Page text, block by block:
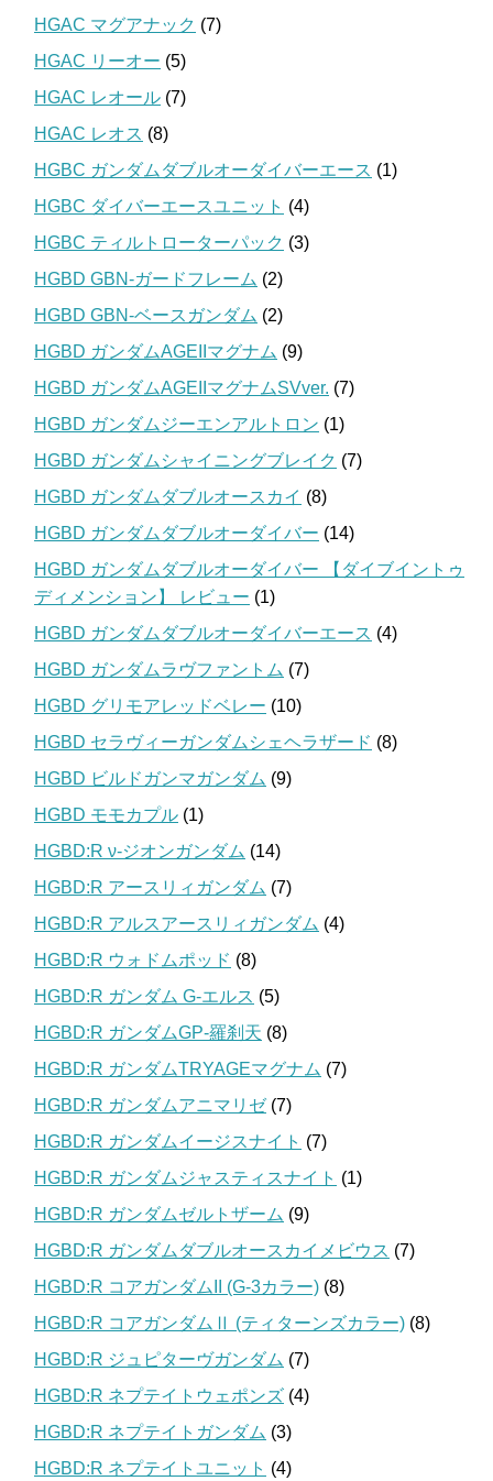
HGAC マグアナック (7)
HGAC リーオー (5)
HGAC レオール (7)
HGAC レオス (8)
HGBC ガンダムダブルオーダイバーエース (1)
HGBC ダイバーエースユニット (4)
HGBC ティルトローターパック (3)
HGBD GBN-ガードフレーム (2)
HGBD GBN-ベースガンダム (2)
HGBD ガンダムAGEIIマグナム (9)
HGBD ガンダムAGEIIマグナムSVver. (7)
HGBD ガンダムジーエンアルトロン (1)
HGBD ガンダムシャイニングブレイク (7)
HGBD ガンダムダブルオースカイ (8)
HGBD ガンダムダブルオーダイバー (14)
HGBD ガンダムダブルオーダイバー 【ダイブイントゥ
ディメンション】 レビュー (1)
HGBD ガンダムダブルオーダイバーエース (4)
HGBD ガンダムラヴファントム (7)
HGBD グリモアレッドベレー (10)
HGBD セラヴィーガンダムシェヘラザード (8)
HGBD ビルドガンマガンダム (9)
HGBD モモカプル (1)
HGBD:R ν-ジオンガンダム (14)
HGBD:R アースリィガンダム (7)
HGBD:R アルスアースリィガンダム (4)
HGBD:R ウォドムポッド (8)
HGBD:R ガンダム G-エルス (5)
HGBD:R ガンダムGP-羅刹天 (8)
HGBD:R ガンダムTRYAGEマグナム (7)
HGBD:R ガンダムアニマリゼ(7)
HGBD:R ガンダムイージスナイト (7)
HGBD:R ガンダムジャスティスナイト (1)
HGBD:R ガンダムゼルトザーム (9)
HGBD:R ガンダムダブルオースカイメビウス (7)
HGBD:R コアガンダムII (G-3カラー) (8)
HGBD:R コアガンダムⅡ (ティターンズカラー) (8)
HGBD:R ジュピターヴガンダム (7)
HGBD:R ネプテイトウェポンズ (4)
HGBD:R ネプテイトガンダム (3)
HGBD:R ネプテイトユニット (4)